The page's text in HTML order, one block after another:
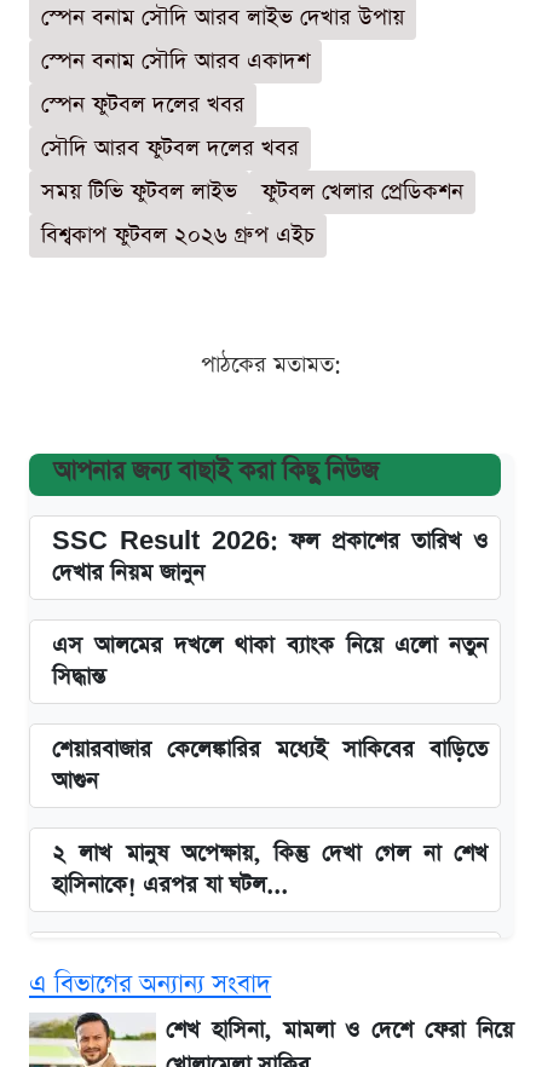
স্পেন বনাম সৌদি আরব লাইভ দেখার উপায়
স্পেন বনাম সৌদি আরব একাদশ
স্পেন ফুটবল দলের খবর
সৌদি আরব ফুটবল দলের খবর
সময় টিভি ফুটবল লাইভ
ফুটবল খেলার প্রেডিকশন
বিশ্বকাপ ফুটবল ২০২৬ গ্রুপ এইচ
পাঠকের মতামত:
আপনার জন্য বাছাই করা কিছু নিউজ
SSC Result 2026: ফল প্রকাশের তারিখ ও
দেখার নিয়ম জানুন
এস আলমের দখলে থাকা ব্যাংক নিয়ে এলো নতুন
সিদ্ধান্ত
শেয়ারবাজার কেলেঙ্কারির মধ্যেই সাকিবের বাড়িতে
আগুন
২ লাখ মানুষ অপেক্ষায়, কিন্তু দেখা গেল না শেখ
হাসিনাকে! এরপর যা ঘটল...
Redmi K80 নিয়ে আপডেট
এ বিভাগের অন্যান্য সংবাদ
শেখ হাসিনা, মামলা ও দেশে ফেরা নিয়ে